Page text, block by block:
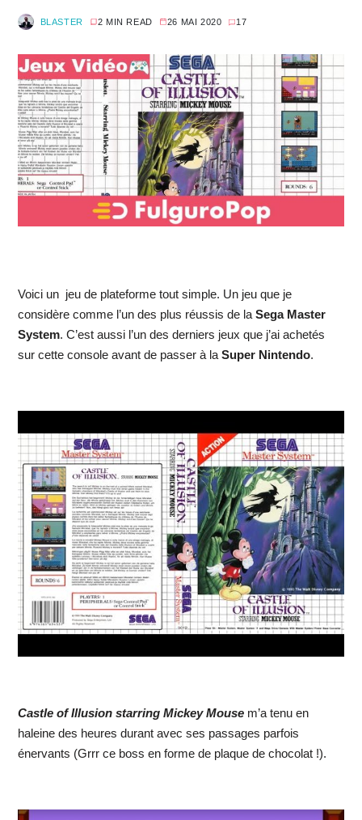
BLASTER 2 MIN READ 26 MAI 2020 17
Voici un jeu de plateforme tout simple. Un jeu que je
considère comme l’un des plus réussis de la Sega Master
System. C’est aussi l’un des derniers jeux que j’ai achetés
sur cette console avant de passer à la Super Nintendo.
Castle of Illusion starring Mickey Mousem’a tenu en
haleine des heures durant avec ses passages parfois
énervants (Grrr ce boss en forme de plaque de chocolat !).